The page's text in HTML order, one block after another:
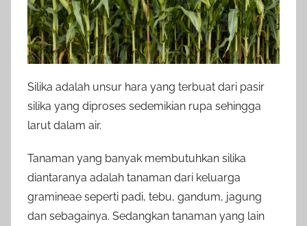
Silika adalah unsur hara yang terbuat dari pasir
silika yang diproses sedemikian rupa sehingga
larut dalam air.
Tanaman yang banyak membutuhkan silika
diantaranya adalah tanaman dari keluarga
gramineae seperti padi, tebu, gandum, jagung
dan sebagainya. Sedangkan tanaman yang lain